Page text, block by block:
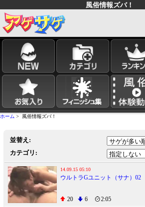
風俗情報ズバ！
ホーム > 風俗情報ズバ！
並替え:
カテゴリ:
14.09.15 05:10
ウルトラGユニット（サナ）02
20 6 2:05